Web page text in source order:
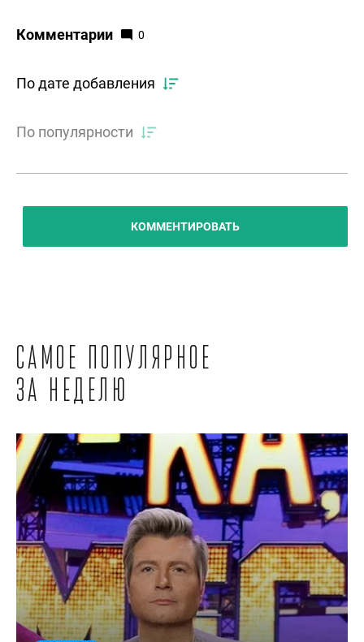
Комментарии 0
По дате добавления
По популярности
КОММЕНТИРОВАТЬ
Самое популярное
за неделю